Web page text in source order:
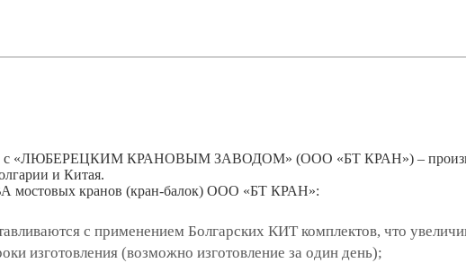
с «ЛЮБЕРЕЦКИМ КРАНОВЫМ ЗАВОДОМ» (ООО «БТ КРАН») –
и Китая.
кранов (кран-балок) ООО «БТ КРАН»:
с применением Болгарских КИТ комплектов, что
изготовления (возможно изготовление за один день);